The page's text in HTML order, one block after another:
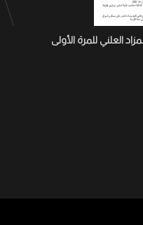
العلني للمرة الأولى